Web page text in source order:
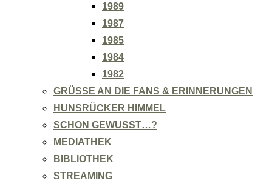
1989
1987
1985
1984
1982
GRÜSSE AN DIE FANS & ERINNERUNGEN
HUNSRÜCKER HIMMEL
SCHON GEWUSST…?
MEDIATHEK
BIBLIOTHEK
STREAMING